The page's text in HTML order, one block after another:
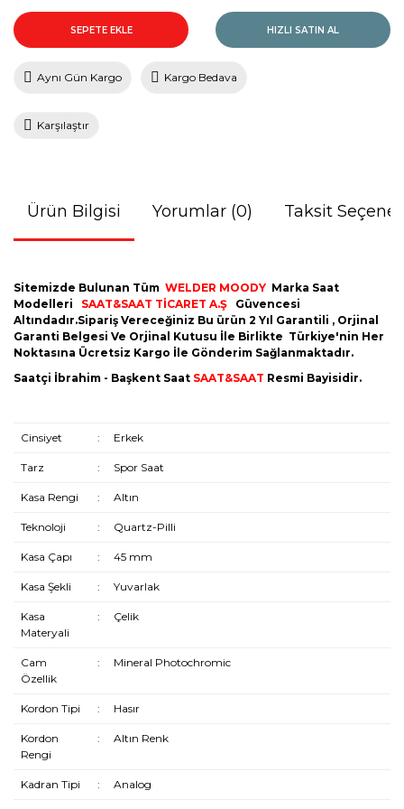
SEPETE EKLE HIZLI SATIN AL
Aynı Gün Kargo Kargo Bedava
Karşılaştır
Ürün Bilgisi Yorumlar (0) Taksit
Sitemizde Bulunan Tüm WELDER MOODY Marka Saat
Modelleri SAAT&SAAT TİCARET A.Ş Güvencesi
Altındadır.Sipariş Vereceğiniz Bu ürün 2 Yıl Garantili , Orjinal
Garanti Belgesi Ve Orjinal Kutusu İle Birlikte Türkiye'nin Her
Noktasına Ücretsiz Kargo İle Gönderim Sağlanmaktadır.
Saatçi İbrahim - Başkent Saat SAAT&SAAT Resmi Bayisidir.
Cinsiyet : Erkek
Tarz : Spor Saat
Kasa Rengi : Altın
Teknoloji : Quartz-Pilli
Kasa Çapı : 45 mm
Kasa Şekli : Yuvarlak
Kasa
Materyali
: Çelik
Cam
Özellik
: Mineral Photochromic
Kordon Tipi : Hasır
Kordon
Rengi
: Altın Renk
Kadran Tipi : Analog